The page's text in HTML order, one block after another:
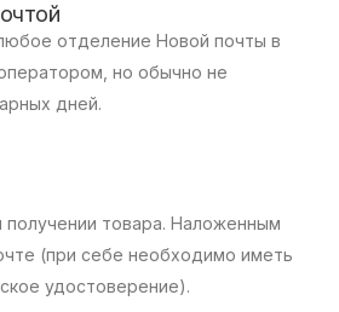
отделение Новой почты в
но обычно не
дней.
товара. Наложенным
(при себе необходимо иметь
удостоверение).